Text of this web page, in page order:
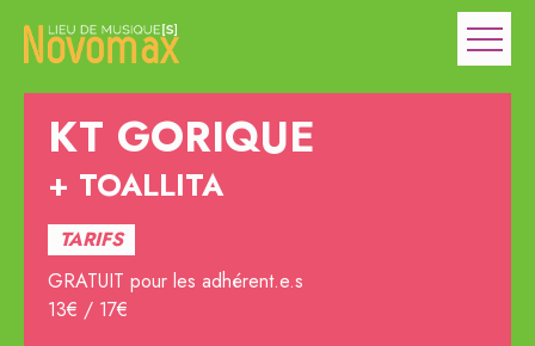
KT GORIQUE
TOALLITA
TARIFS
GRATUIT pour les adhérent.e.s
13€ / 17€